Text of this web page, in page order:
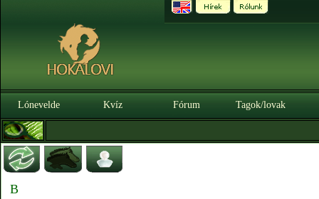
Lónevelde Kvíz Fórum Tagok/lovak
B